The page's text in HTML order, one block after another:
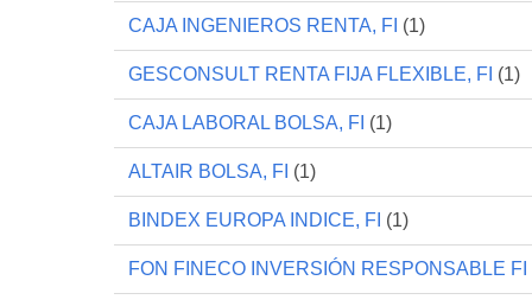
CAJA INGENIEROS RENTA, FI (1)
GESCONSULT RENTA FIJA FLEXIBLE, FI (1)
CAJA LABORAL BOLSA, FI (1)
ALTAIR BOLSA, FI (1)
BINDEX EUROPA INDICE, FI (1)
FON FINECO INVERSIÓN RESPONSABLE FI